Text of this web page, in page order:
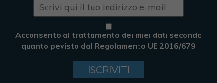
Acconsento al trattamento dei miei dati secondo
quanto pevisto dal Regolamento UE 2016/679
ISCRIVITI